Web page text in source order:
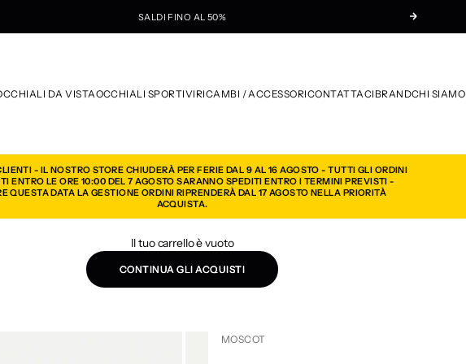
SALDI FINO AL 50%
Successivo
DA VISTAOCCHIALI SPORTIVI RICAMBI / ACCESSORICONTATTACI BRANDCHI SIAMO
- IL NOSTRO STORE CHIUDERÀ PER FERIE DAL 9 AL 16 AGOSTO - TUTTI GLI ORDINI
ENTRO LE ORE 10:00 DEL 7 AGOSTO SARANNO SPEDITI ENTRO I TERMINI PREVISTI -
QUESTA DATA LA GESTIONE ORDINI RIPRENDERÀ DAL 17 AGOSTO NELLA PRIORITÀ
ACQUISTA.
Il tuo carrello è vuoto
CONTINUA GLI ACQUISTI
MOSCOT